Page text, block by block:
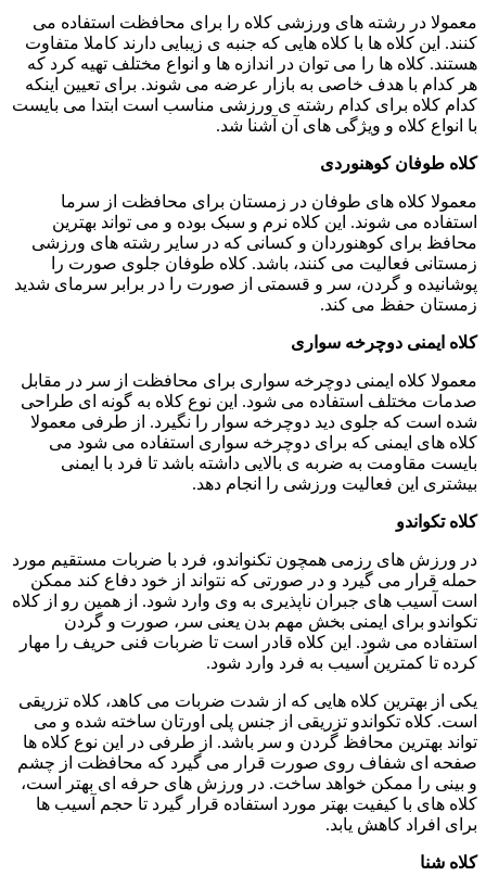
معمولا در رشته های ورزشی کلاه را برای محافظت استفاده می
کنند. این کلاه ها با کلاه هایی که جنبه ی زیبایی دارند کاملا متفاوت
هستند. کلاه ها را می توان در اندازه ها و انواع مختلف تهیه کرد که
هر کدام با هدف خاصی به بازار عرضه می شوند. برای تعیین اینکه
کدام کلاه برای کدام رشته ی ورزشی مناسب است ابتدا می بایست
با انواع کلاه و ویژگی های آن آشنا شد.
کلاه طوفان کوهنوردی
معمولا کلاه های طوفان در زمستان برای محافظت از سرما
استفاده می شوند. این کلاه نرم و سبک بوده و می تواند بهترین
محافظ برای کوهنوردان و کسانی که در سایر رشته های ورزشی
زمستانی فعالیت می کنند، باشد. کلاه طوفان جلوی صورت را
پوشانیده و گردن، سر و قسمتی از صورت را در برابر سرمای شدید
زمستان حفظ می کند.
کلاه ایمنی دوچرخه سواری
معمولا کلاه ایمنی دوچرخه سواری برای محافظت از سر در مقابل
صدمات مختلف استفاده می شود. این نوع کلاه به گونه ای طراحی
شده است که جلوی دید دوچرخه سوار را نگیرد. از طرفی معمولا
کلاه های ایمنی که برای دوچرخه سواری استفاده می شود می
بایست مقاومت به ضربه ی بالایی داشته باشد تا فرد با ایمنی
بیشتری این فعالیت ورزشی را انجام دهد.
کلاه تکواندو
در ورزش های رزمی همچون تکنواندو، فرد با ضربات مستقیم مورد
حمله قرار می گیرد و در صورتی که نتواند از خود دفاع کند ممکن
است آسیب های جبران ناپذیری به وی وارد شود. از همین رو از کلاه
تکواندو برای ایمنی بخش مهم بدن یعنی سر، صورت و گردن
استفاده می شود. این کلاه قادر است تا ضربات فنی حریف را مهار
کرده تا کمترین آسیب به فرد وارد شود.
یکی از بهترین کلاه هایی که از شدت ضربات می کاهد، کلاه تزریقی
است. کلاه تکواندو تزریقی از جنس پلی اورتان ساخته شده و می
تواند بهترین محافظ گردن و سر باشد. از طرفی در این نوع کلاه ها
صفحه ای شفاف روی صورت قرار می گیرد که محافظت از چشم
و بینی را ممکن خواهد ساخت. در ورزش های حرفه ای بهتر است،
کلاه های با کیفیت بهتر مورد استفاده قرار گیرد تا حجم آسیب ها
برای افراد کاهش یابد.
کلاه شنا